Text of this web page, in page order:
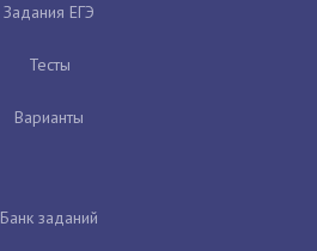
Задания ЕГЭ
Тесты
Варианты
Банк заданий